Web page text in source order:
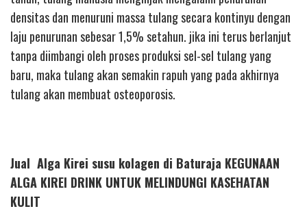
densitas dan menuruni massa tulang secara kontinyu dengan
laju penurunan sebesar 1,5% setahun. jika ini terus berlanjut
tanpa diimbangi oleh proses produksi sel-sel tulang yang
baru, maka tulang akan semakin rapuh yang pada akhirnya
tulang akan membuat osteoporosis.
Jual Alga Kirei susu kolagen di Baturaja KEGUNAAN
ALGA KIREI DRINK UNTUK MELINDUNGI KASEHATAN
KULIT